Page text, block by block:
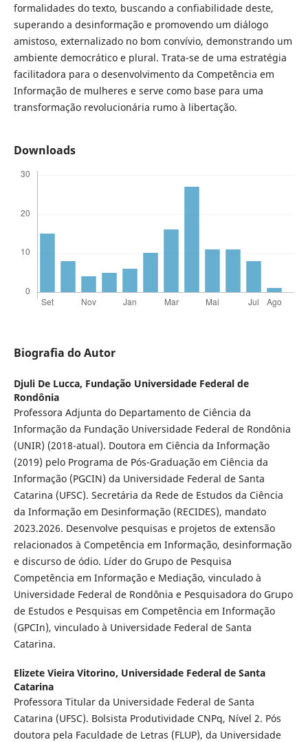
formalidades do texto, buscando a confiabilidade deste,
superando a desinformação e promovendo um diálogo
amistoso, externalizado no bom convívio, demonstrando um
ambiente democrático e plural. Trata-se de uma estratégia
facilitadora para o desenvolvimento da Competência em
Informação de mulheres e serve como base para uma
transformação revolucionária rumo à libertação.
Downloads
Biografia do Autor
Djuli De Lucca, Fundação Universidade Federal de
Rondônia
Professora Adjunta do Departamento de Ciência da
Informação da Fundação Universidade Federal de Rondônia
(UNIR) (2018-atual). Doutora em Ciência da Informação
(2019) pelo Programa de Pós-Graduação em Ciência da
Informação (PGCIN) da Universidade Federal de Santa
Catarina (UFSC). Secretária da Rede de Estudos da Ciência
da Informação em Desinformação (RECIDES), mandato
2023.2026. Desenvolve pesquisas e projetos de extensão
relacionados à Competência em Informação, desinformação
e discurso de ódio. Líder do Grupo de Pesquisa
Competência em Informação e Mediação, vinculado à
Universidade Federal de Rondônia e Pesquisadora do Grupo
de Estudos e Pesquisas em Competência em Informação
(GPCIn), vinculado à Universidade Federal de Santa
Catarina.
Elizete Vieira Vitorino, Universidade Federal de Santa
Catarina
Professora Titular da Universidade Federal de Santa
Catarina (UFSC). Bolsista Produtividade CNPq, Nível 2. Pós
doutora pela Faculdade de Letras (FLUP), da Universidade